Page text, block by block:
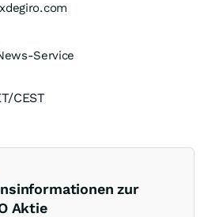
Service
CEST
zur
Aktie